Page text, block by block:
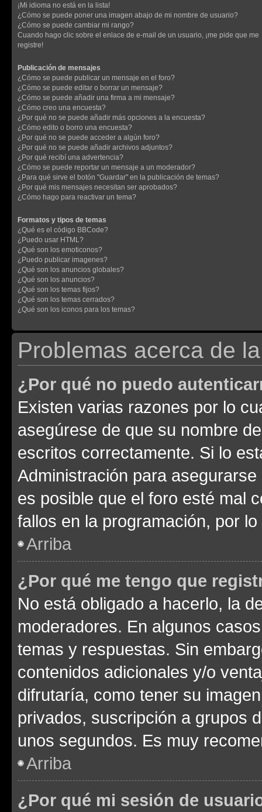
¡Mi idioma no está en la lista!
¿Cómo se puede poner una imagen abajo de mi nombre de usuario?
¿Cómo se puede cambiar mi rango?
Cuando hago clic sobre el enlace de e-mail de un usuario, ¡me pide que me
registre!
Publicación de mensajes
¿Cómo se puede publicar un mensaje en el foro?
¿Cómo se puede editar o borrar un mensaje?
¿Cómo se puede añadir una firma a mi mensaje?
¿Cómo creo una encuesta?
¿Por qué no se puede añadir más opciones a la encuesta?
¿Cómo edito o borro una encuesta?
¿Por qué no se puede acceder a algún foro?
¿Por qué no se puede añadir archivos adjuntos?
¿Por qué recibí una advertencia?
¿Cómo se puede reportar un mensaje a un moderador?
¿Para qué sirve el botón "Guardar" en la publicación de temas?
¿Por qué mis mensajes necesitan ser aprobados?
¿Cómo hago para reactivar un tema?
Formatos y tipos de temas
¿Qué es el código BBCode?
¿Puedo usar HTML?
¿Qué son los emoticonos?
¿Puedo publicar imagenes?
¿Qué son los anuncios globales?
¿Qué son los anuncios?
¿Qué son los temas fijos?
¿Qué son los temas cerrados?
¿Qué son los iconos para los temas?
Problemas acerca de
¿Por qué no puedo
Existen varias razones por lo
asegúrese de que su nombre
escritos correctamente. Si lo
Administración para
es posible que el foro esté mal
fallos en la programación, por
Arriba
¿Por qué me tengo que
No está obligado a hacerlo, la
moderadores. En algunos
temas y respuestas. Sin
contenidos adicionales y/o
difrutaría, como tener su
privados, suscripción a grupos
unos segundos. Es muy
Arriba
¿Por qué mi sesión de